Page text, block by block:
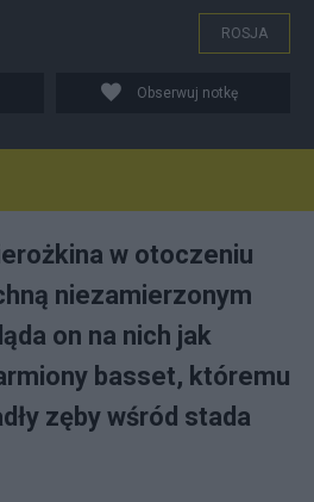
ROSJA
Obserwuj notkę
w otoczeniu
niezamierzonym
on na nich jak
basset, któremu
zęby wśród stada